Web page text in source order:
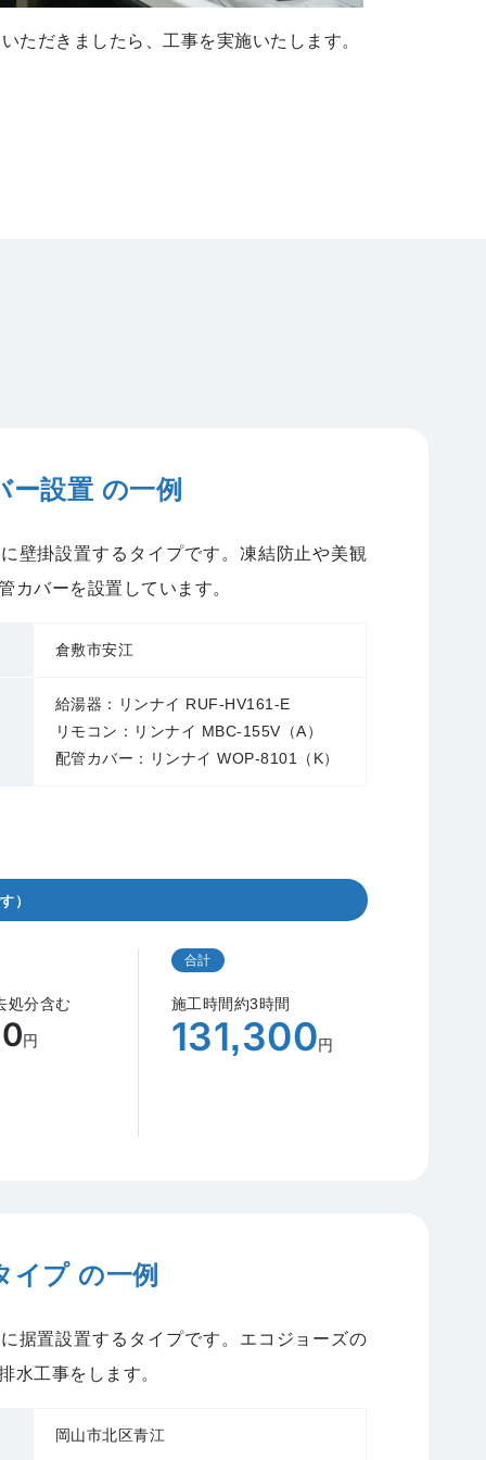
ただきましたら、工事を実施いたします。
ー設置 の一例
壁掛設置するタイプです。凍結防止や美観
カバーを設置しています。
倉敷市安江
給湯器：リンナイ RUF-HV161-E
リモコン：リンナイ MBC-155V（A）
配管カバー：リンナイ WOP-8101（K）
）
処分含む
円
合計
施工時間約3時間
131,300円
イプ の一例
据置設置するタイプです。エコジョーズの
水工事をします。
岡山市北区青江